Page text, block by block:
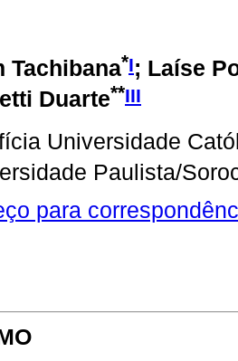
Tachibana*I; Laíse
Duarte**III
Universidade
Paulista/
para